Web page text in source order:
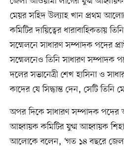
মেয়র সহিদ উল্যাহ খান প্রথম
কমিটির দায়িত্বের ধারাবাহিকতায়
সম্মেলনে সাধারণ সম্পাদক পদের
সম্মেলনেও তিনি সাধারণ সম্পাদক
দলের সভানেত্রী শেখ হাসিনা ও
কাদের যে সিদ্ধান্ত দেন, সেটি তিনি
অপর দিকে সাধারণ সম্পাদক পদের
আহ্বায়ক কমিটির যুগ্ম আহ্বায়ক
আলোকে বলেন, ‘গত ১৪ বছরে